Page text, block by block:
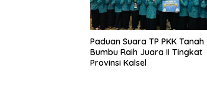
Paduan Suara TP PKK Tanah
Bumbu Raih Juara II Tingkat
Provinsi Kalsel